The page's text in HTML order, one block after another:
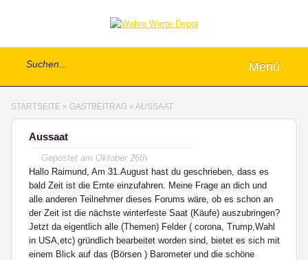
Menü
STARTSEITE » GASTBEITRAG » AUSSAAT
Aussaat
Gepostet am Oktober 26th
Hallo Raimund, Am 31.August hast du geschrieben, dass es
bald Zeit ist die Ernte einzufahren. Meine Frage an dich und
alle anderen Teilnehmer dieses Forums wäre, ob es schon an
der Zeit ist die nächste winterfeste Saat (Käufe) auszubringen?
Jetzt da eigentlich alle (Themen) Felder ( corona, Trump,Wahl
in USA,etc) gründlich bearbeitet worden sind, bietet es sich mit
einem Blick auf das (Börsen ) Barometer und die schöne